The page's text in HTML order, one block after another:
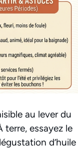
au lever du
terre, essayez le
d’huile